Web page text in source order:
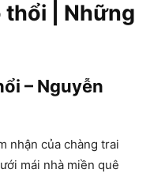
thổi | Những
– Nguyễn
nhận của chàng trai
mái nhà miền quê